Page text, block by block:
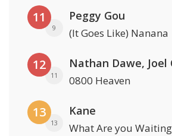
11
9
Peggy Gou
(It Goes Like) Nanana
12
11 0800 Heaven
13
13
Kane
What Are you